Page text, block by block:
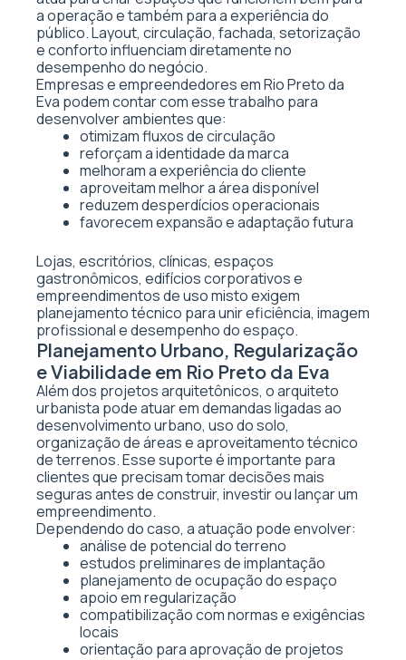
a operação e também para a experiência do
público. Layout, circulação, fachada, setorização
e conforto influenciam diretamente no
desempenho do negócio.
Empresas e empreendedores em Rio Preto da
Eva podem contar com esse trabalho para
desenvolver ambientes que:
otimizam fluxos de circulação
reforçam a identidade da marca
melhoram a experiência do cliente
aproveitam melhor a área disponível
reduzem desperdícios operacionais
favorecem expansão e adaptação futura
Lojas, escritórios, clínicas, espaços
gastronômicos, edifícios corporativos e
empreendimentos de uso misto exigem
planejamento técnico para unir eficiência, imagem
profissional e desempenho do espaço.
Planejamento Urbano, Regularização
e Viabilidade em Rio Preto da Eva
Além dos projetos arquitetônicos, o arquiteto
urbanista pode atuar em demandas ligadas ao
desenvolvimento urbano, uso do solo,
organização de áreas e aproveitamento técnico
de terrenos. Esse suporte é importante para
clientes que precisam tomar decisões mais
seguras antes de construir, investir ou lançar um
empreendimento.
Dependendo do caso, a atuação pode envolver:
análise de potencial do terreno
estudos preliminares de implantação
planejamento de ocupação do espaço
apoio em regularização
compatibilização com normas e exigências
locais
orientação para aprovação de projetos